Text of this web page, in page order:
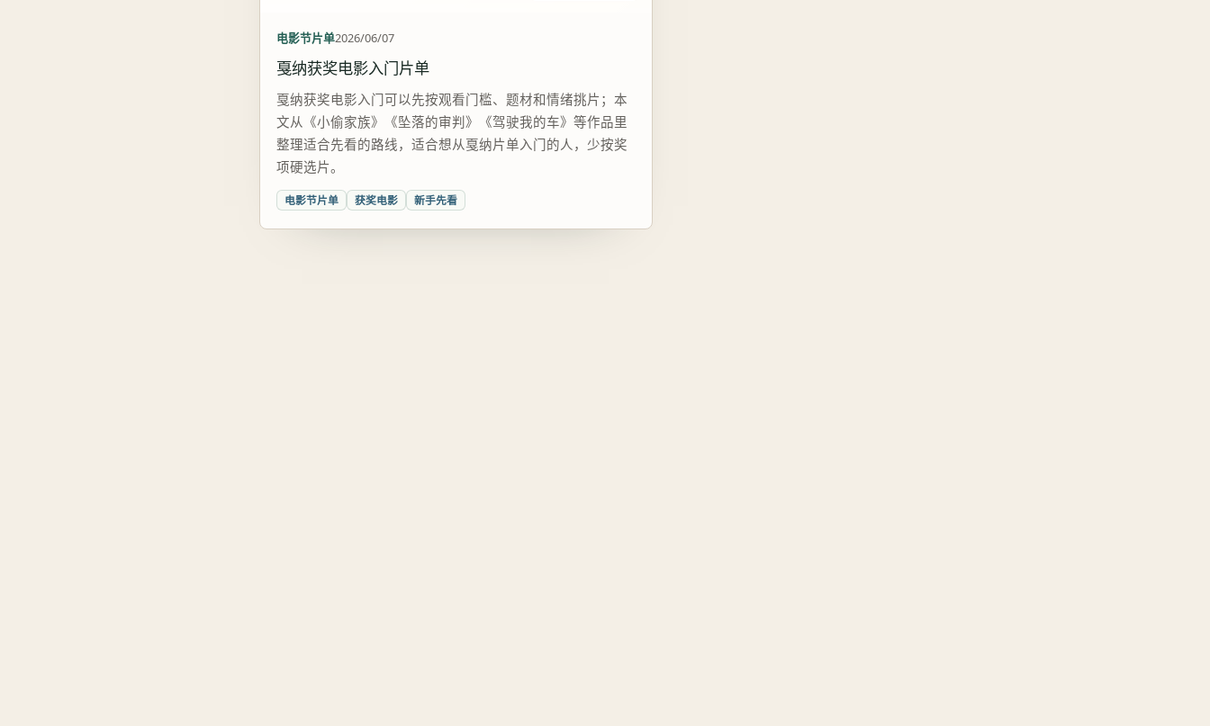
电影节片单2026/06/07
戛纳获奖电影入门片单
戛纳获奖电影入门可以先按观看门槛、题材和情绪挑片；本
文从《小偷家族》《坠落的审判》《驾驶我的车》等作品里
整理适合先看的路线，适合想从戛纳片单入门的人，少按奖
项硬选片。
电影节片单 获奖电影 新手先看